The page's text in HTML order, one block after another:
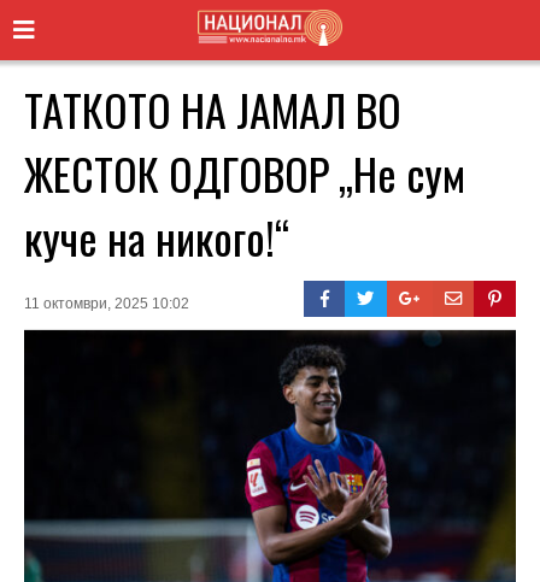
ТАТКОТО НА ЈАМАЛ ВО
ЖЕСТОК ОДГОВОР „Не сум
куче на никого!“
11 октомври, 2025 10:02